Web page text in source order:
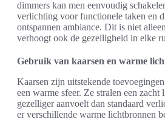
dimmers kan men eenvoudig
verlichting voor functionele taken en
ontspannen ambiance. Dit is niet
verhoogt ook de gezelligheid in elke
Gebruik van kaarsen en warme
Kaarsen zijn uitstekende
een warme sfeer. Ze stralen een zacht
gezelliger aanvoelt dan standaard
er verschillende warme lichtbronnen